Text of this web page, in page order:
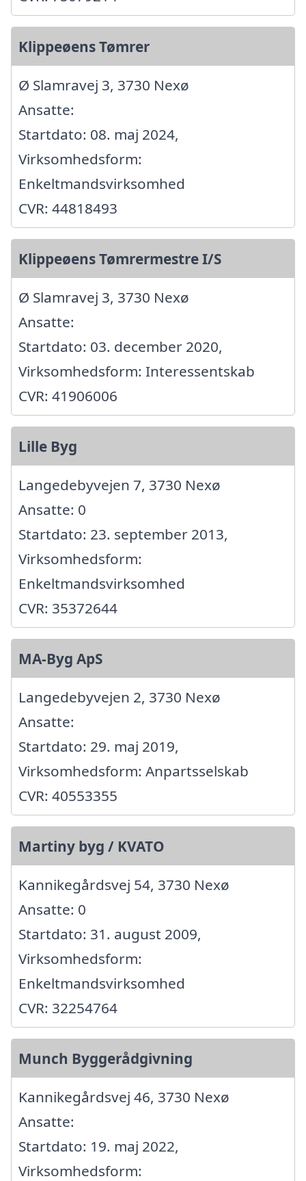
Klippeøens Tømrer
Ø Slamravej 3, 3730 Nexø
Ansatte:
Startdato: 08. maj 2024,
Virksomhedsform:
Enkeltmandsvirksomhed
CVR: 44818493
Klippeøens Tømrermestre I/S
Ø Slamravej 3, 3730 Nexø
Ansatte:
Startdato: 03. december 2020,
Virksomhedsform: Interessentskab
CVR: 41906006
Lille Byg
Langedebyvejen 7, 3730 Nexø
Ansatte: 0
Startdato: 23. september 2013,
Virksomhedsform:
Enkeltmandsvirksomhed
CVR: 35372644
MA-Byg ApS
Langedebyvejen 2, 3730 Nexø
Ansatte:
Startdato: 29. maj 2019,
Virksomhedsform: Anpartsselskab
CVR: 40553355
Martiny byg / KVATO
Kannikegårdsvej 54, 3730 Nexø
Ansatte: 0
Startdato: 31. august 2009,
Virksomhedsform:
Enkeltmandsvirksomhed
CVR: 32254764
Munch Byggerådgivning
Kannikegårdsvej 46, 3730 Nexø
Ansatte:
Startdato: 19. maj 2022,
Virksomhedsform: